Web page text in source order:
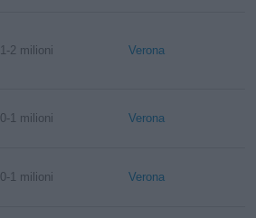
1-2 milioni Verona
0-1 milioni Verona
0-1 milioni Verona